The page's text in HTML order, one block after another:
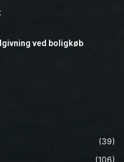
ved boligkøb
(39)
(106)